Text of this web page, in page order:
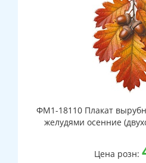
ФМ1-18110 Плакат
желудями осенние
Цена розн: